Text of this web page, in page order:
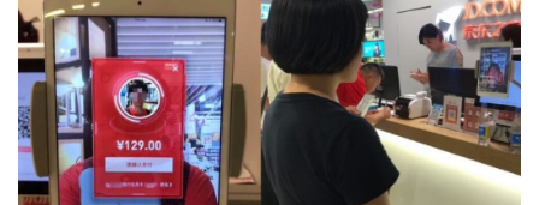
EduTech
IT Times
生成式AI與雲端應用
Enterprise Digital Transformation